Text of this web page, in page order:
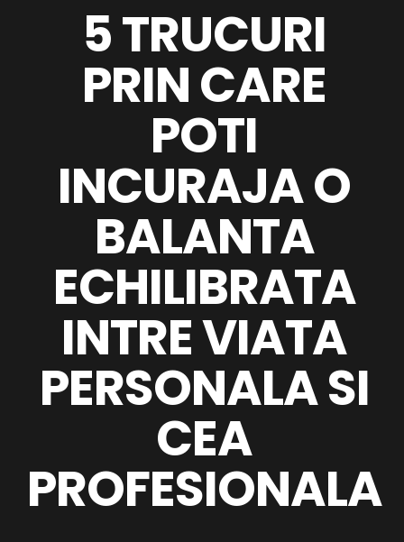
5 TRUCURI
PRIN CARE
POTI
INCURAJA O
BALANTA
ECHILIBRATA
INTRE VIATA
PERSONALA SI
CEA
PROFESIONALA